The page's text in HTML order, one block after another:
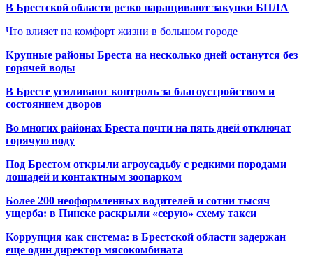
В Брестской области резко наращивают закупки БПЛА
Что влияет на комфорт жизни в большом городе
Крупные районы Бреста на несколько дней останутся без
горячей воды
В Бресте усиливают контроль за благоустройством и
состоянием дворов
Во многих районах Бреста почти на пять дней отключат
горячую воду
Под Брестом открыли агроусадьбу с редкими породами
лошадей и контактным зоопарком
Более 200 неоформленных водителей и сотни тысяч
ущерба: в Пинске раскрыли «серую» схему такси
Коррупция как система: в Брестской области задержан
еще один директор мясокомбината